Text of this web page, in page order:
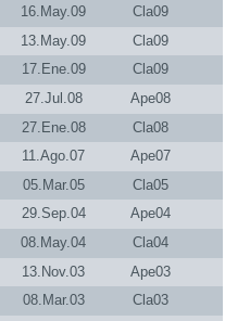
16.May.09
Cla09
13.May.09
Cla09
17.Ene.09
Cla09
27.Jul.08
Ape08
27.Ene.08
Cla08
11.Ago.07
Ape07
05.Mar.05
Cla05
29.Sep.04
Ape04
08.May.04
Cla04
13.Nov.03
Ape03
08.Mar.03
Cla03